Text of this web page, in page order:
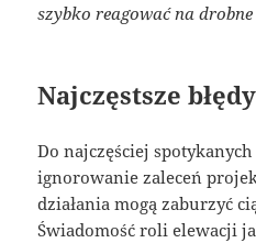
szybko reagować na
Najczęstsze
Do najczęściej
ignorowanie zaleceń
działania mogą zaburzyć
Świadomość roli elewacji